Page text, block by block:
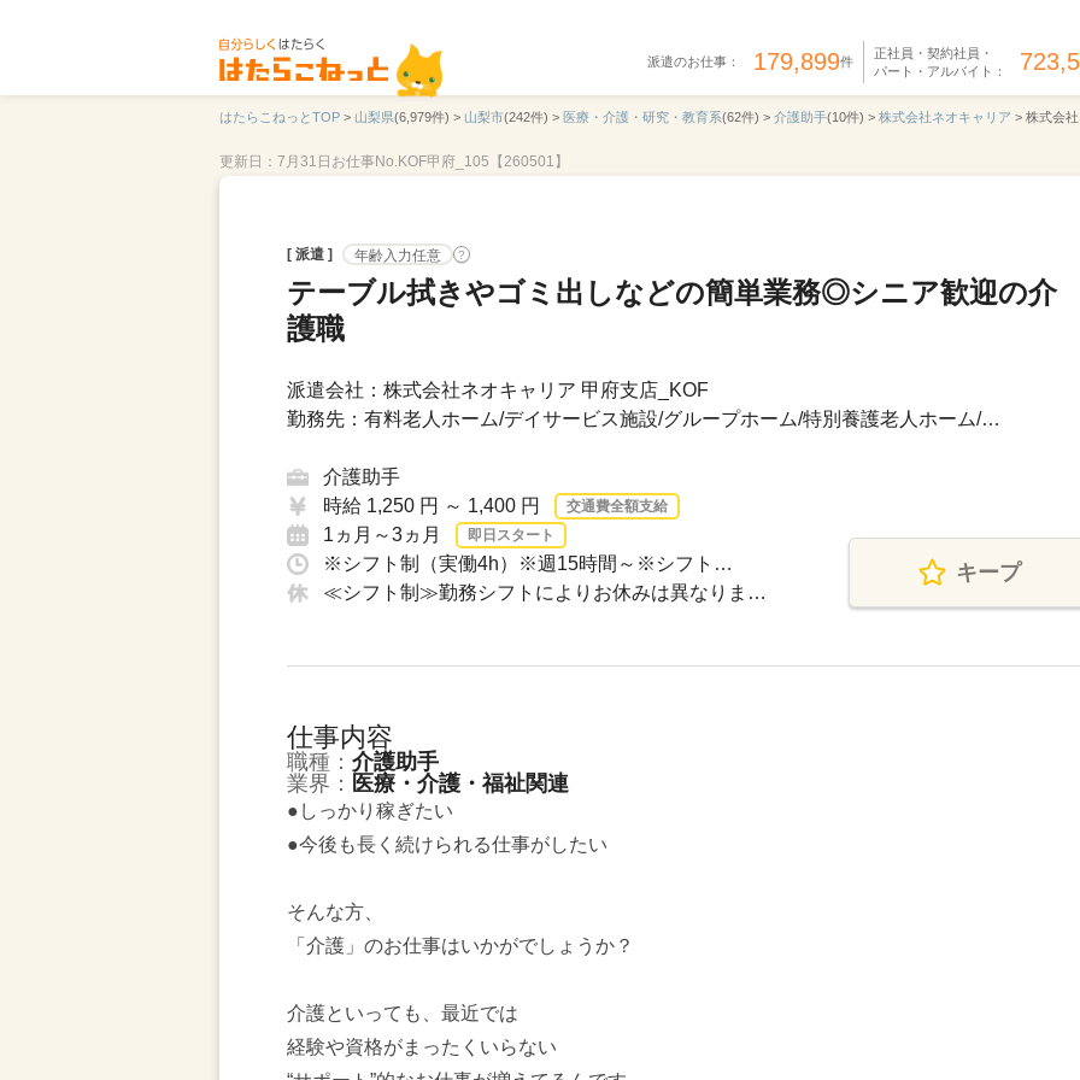
派遣のお仕事： 179,899件
正社員・契約社員・
パート・アルバイト：
はたらこねっとTOP > 山梨県(6,979件) > 山梨市(242件) > 医療・介護・研究・教育系(62件) > 介護助手(10件) > 株式会社ネオキャリア > 株式会
更新日：7月31日 お仕事No.KOF甲府_105【260501】
[ 派遣 ] 年齢入力任意 ?
テーブル拭きやゴミ出しなどの簡単業務◎シニア歓迎の介
護職
派遣会社：株式会社ネオキャリア 甲府支店_KOF
勤務先：有料老人ホーム/デイサービス施設/グループホーム/特別養護老人ホーム/…
介護助手
時給 1,250 円 ～ 1,400 円
交通費全額支給
1ヵ月～3ヵ月 即日スタート
※シフト制（実働4h）※週15時間～※シフト…
≪シフト制≫勤務シフトによりお休みは異なりま…
キープ
仕事内容
職種： 介護助手
業界： 医療・介護・福祉関連
●しっかり稼ぎたい
●今後も長く続けられる仕事がしたい
そんな方、
「介護」のお仕事はいかがでしょうか？
介護といっても、最近では
経験や資格がまったくいらない